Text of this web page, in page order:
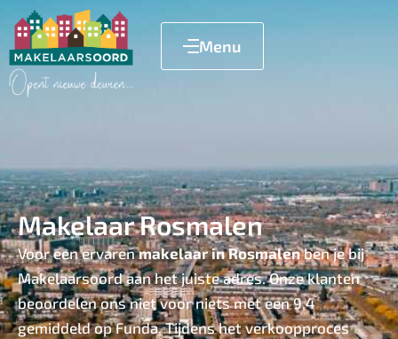
Menu
Makelaar Rosmalen
Voor een ervarenmakelaar in Rosmalenben je bij
Makelaarsoord aan het juiste adres. Onze klanten
beoordelen ons niet voor niets met een 9,4
gemiddeld op Funda. Tijdens het verkoopproces